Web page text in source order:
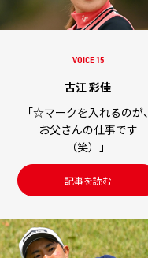
VOICE 15
古江 彩佳
「☆マークを入れるのが、
お父さんの仕事です
（笑）」
記事を読む